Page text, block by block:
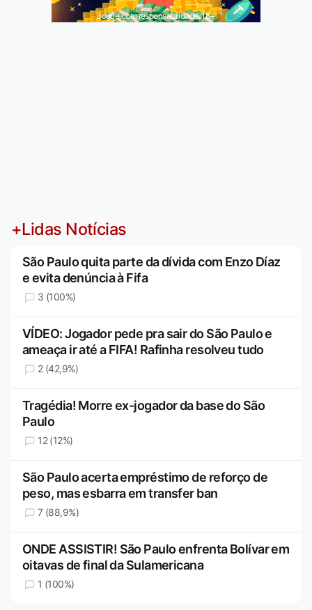
Jogue com responsabilidade. 18+
+Lidas Notícias
São Paulo quita parte da dívida com Enzo Díaz
e evita denúncia à Fifa
3 (100%)
VÍDEO: Jogador pede pra sair do São Paulo e
ameaça ir até a FIFA! Rafinha resolveu tudo
2 (42,9%)
Tragédia! Morre ex-jogador da base do São
Paulo
12 (12%)
São Paulo acerta empréstimo de reforço de
peso, mas esbarra em transfer ban
7 (88,9%)
ONDE ASSISTIR! São Paulo enfrenta Bolívar em
oitavas de final da Sulamericana
1 (100%)